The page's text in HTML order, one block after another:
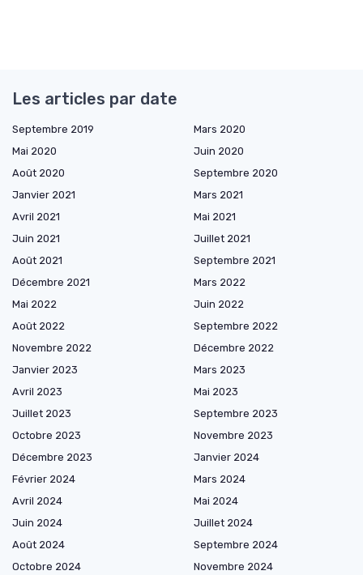
Les articles par date
Septembre 2019
Mars 2020
Mai 2020
Juin 2020
Août 2020
Septembre 2020
Janvier 2021
Mars 2021
Avril 2021
Mai 2021
Juin 2021
Juillet 2021
Août 2021
Septembre 2021
Décembre 2021
Mars 2022
Mai 2022
Juin 2022
Août 2022
Septembre 2022
Novembre 2022
Décembre 2022
Janvier 2023
Mars 2023
Avril 2023
Mai 2023
Juillet 2023
Septembre 2023
Octobre 2023
Novembre 2023
Décembre 2023
Janvier 2024
Février 2024
Mars 2024
Avril 2024
Mai 2024
Juin 2024
Juillet 2024
Août 2024
Septembre 2024
Octobre 2024
Novembre 2024